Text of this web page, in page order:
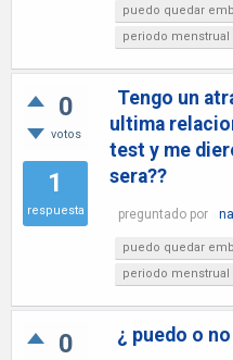
puedo quedar
periodo menstrual
0
votos
1
respuesta
Tengo un
ultima
test y me
sera??
preguntado por
puedo quedar
periodo menstrual
0 ¿ puedo o